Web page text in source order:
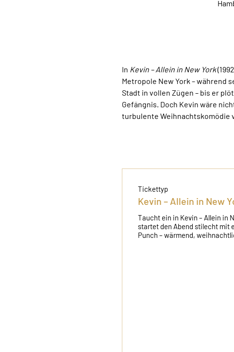
In Kevin – Allein in New York
Metropole New York – während
Stadt in vollen Zügen – bis er
Gefängnis. Doch Kevin wäre
turbulente Weihnachtskomödie
Tickettyp
Kevin – Allein in New
Taucht ein in Kevin – Allein in
startet den Abend stilecht mit
Punch – wärmend,